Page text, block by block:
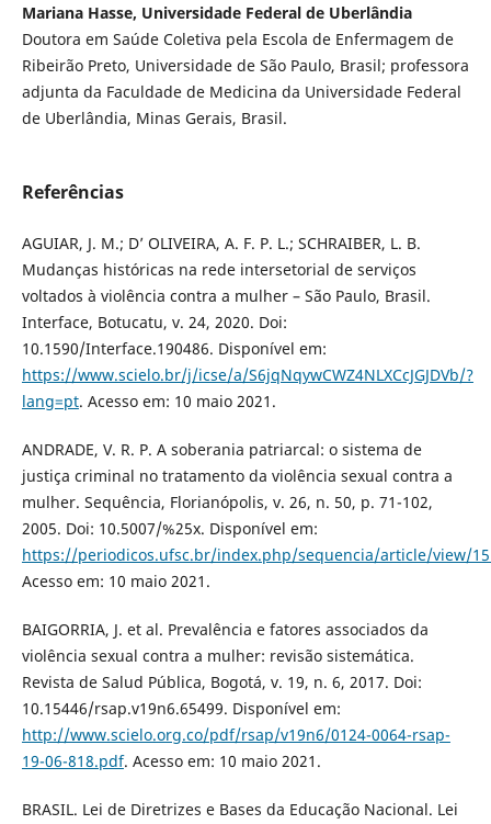
Mariana Hasse, Universidade Federal de Uberlândia
Doutora em Saúde Coletiva pela Escola de Enfermagem de
Ribeirão Preto, Universidade de São Paulo, Brasil; professora
adjunta da Faculdade de Medicina da Universidade Federal
de Uberlândia, Minas Gerais, Brasil.
Referências
AGUIAR, J. M.; D’ OLIVEIRA, A. F. P. L.; SCHRAIBER, L. B.
Mudanças históricas na rede intersetorial de serviços
voltados à violência contra a mulher – São Paulo, Brasil.
Interface, Botucatu, v. 24, 2020. Doi:
10.1590/Interface.190486. Disponível em:
https://www.scielo.br/j/icse/a/S6jqNqywCWZ4NLXCcJGJDVb/?
lang=pt. Acesso em: 10 maio 2021.
ANDRADE, V. R. P. A soberania patriarcal: o sistema de
justiça criminal no tratamento da violência sexual contra a
mulher. Sequência, Florianópolis, v. 26, n. 50, p. 71-102,
2005. Doi: 10.5007/%25x. Disponível em:
https://periodicos.ufsc.br/index.php/sequencia/article/view/
Acesso em: 10 maio 2021.
BAIGORRIA, J. et al. Prevalência e fatores associados da
violência sexual contra a mulher: revisão sistemática.
Revista de Salud Pública, Bogotá, v. 19, n. 6, 2017. Doi:
10.15446/rsap.v19n6.65499. Disponível em:
http://www.scielo.org.co/pdf/rsap/v19n6/0124-0064-rsap-
19-06-818.pdf. Acesso em: 10 maio 2021.
BRASIL. Lei de Diretrizes e Bases da Educação Nacional. Lei